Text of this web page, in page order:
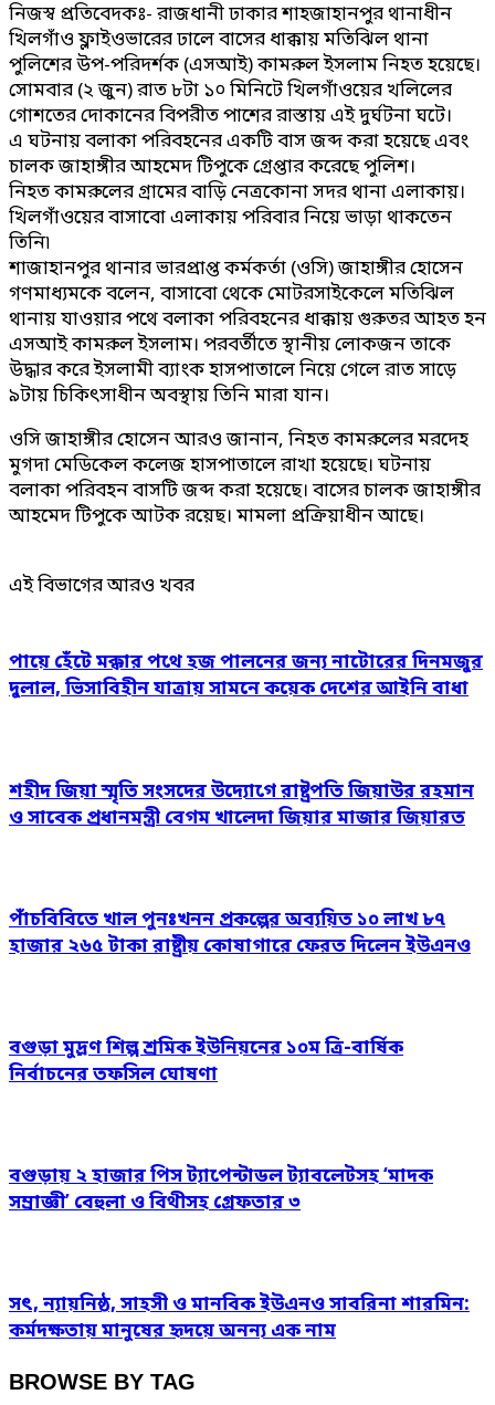
নিজস্ব প্রতিবেদকঃ- রাজধানী ঢাকার শাহজাহানপুর থানাধীন
খিলগাঁও ফ্লাইওভারের ঢালে বাসের ধাক্কায় মতিঝিল থানা
পুলিশের উপ-পরিদর্শক (এসআই) কামরুল ইসলাম নিহত হয়েছে।
সোমবার (২ জুন) রাত ৮টা ১০ মিনিটে খিলগাঁওয়ের খলিলের
গোশতের দোকানের বিপরীত পাশের রাস্তায় এই দুর্ঘটনা ঘটে।
এ ঘটনায় বলাকা পরিবহনের একটি বাস জব্দ করা হয়েছে এবং
চালক জাহাঙ্গীর আহমেদ টিপুকে গ্রেপ্তার করেছে পুলিশ।
নিহত কামরুলের গ্রামের বাড়ি নেত্রকোনা সদর থানা এলাকায়।
খিলগাঁওয়ের বাসাবো এলাকায় পরিবার নিয়ে ভাড়া থাকতেন
তিনি৷
শাজাহানপুর থানার ভারপ্রাপ্ত কর্মকর্তা (ওসি) জাহাঙ্গীর হোসেন
গণমাধ্যমকে বলেন, বাসাবো থেকে মোটরসাইকেলে মতিঝিল
থানায় যাওয়ার পথে বলাকা পরিবহনের ধাক্কায় গুরুতর আহত হন
এসআই কামরুল ইসলাম। পরবর্তীতে স্থানীয় লোকজন তাকে
উদ্ধার করে ইসলামী ব্যাংক হাসপাতালে নিয়ে গেলে রাত সাড়ে
৯টায় চিকিৎসাধীন অবস্থায় তিনি মারা যান।
ওসি জাহাঙ্গীর হোসেন আরও জানান, নিহত কামরুলের মরদেহ
মুগদা মেডিকেল কলেজ হাসপাতালে রাখা হয়েছে। ঘটনায়
বলাকা পরিবহন বাসটি জব্দ করা হয়েছে। বাসের চালক জাহাঙ্গীর
আহমেদ টিপুকে আটক রয়েছ। মামলা প্রক্রিয়াধীন আছে।
এই বিভাগের আরও খবর
পায়ে হেঁটে মক্কার পথে হজ পালনের জন্য নাটোরের দিনমজুর
দুলাল, ভিসাবিহীন যাত্রায় সামনে কয়েক দেশের আইনি বাধা
শহীদ জিয়া স্মৃতি সংসদের উদ্যোগে রাষ্ট্রপতি জিয়াউর রহমান
ও সাবেক প্রধানমন্ত্রী বেগম খালেদা জিয়ার মাজার জিয়ারত
পাঁচবিবিতে খাল পুনঃখনন প্রকল্পের অব্যয়িত ১০ লাখ ৮৭
হাজার ২৬৫ টাকা রাষ্ট্রীয় কোষাগারে ফেরত দিলেন ইউএনও
বগুড়া মুদ্রণ শিল্প শ্রমিক ইউনিয়নের ১০ম ত্রি-বার্ষিক
নির্বাচনের তফসিল ঘোষণা
বগুড়ায় ২ হাজার পিস ট্যাপেন্টাডল ট্যাবলেটসহ ‘মাদক
সম্রাজ্ঞী’ বেহুলা ও বিথীসহ গ্রেফতার ৩
সৎ, ন্যায়নিষ্ঠ, সাহসী ও মানবিক ইউএনও সাবরিনা শারমিন:
কর্মদক্ষতায় মানুষের হৃদয়ে অনন্য এক নাম
BROWSE BY TAG